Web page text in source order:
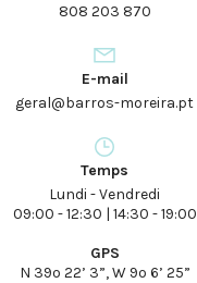
808 203 870
E-mail
geral@barros-moreira.pt
Temps
Lundi - Vendredi
09:00 - 12:30 | 14:30 - 19:00
GPS
N 39º 22’ 3”, W 9º 6’ 25”